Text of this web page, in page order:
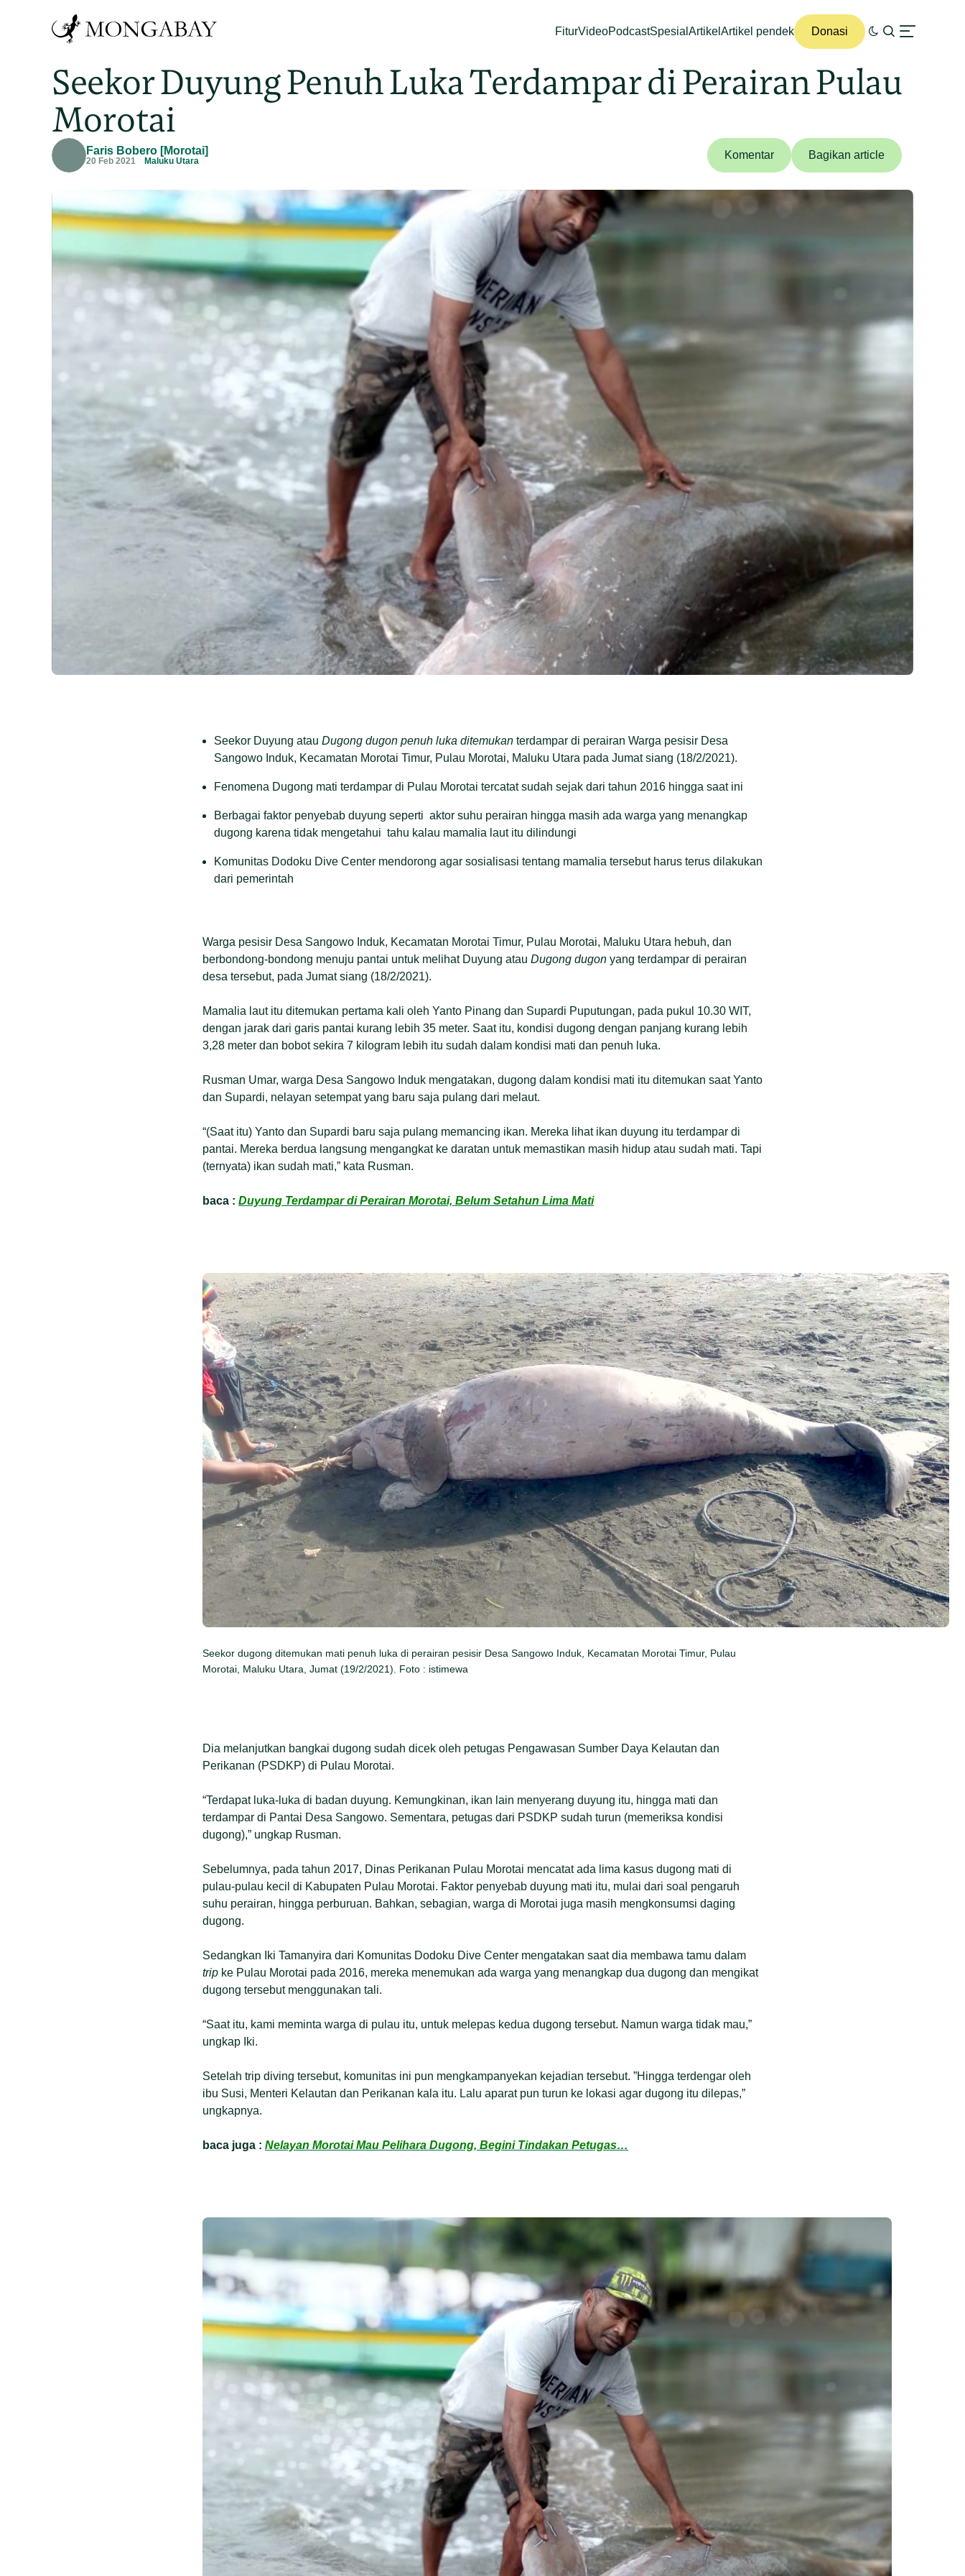
FiturVideoPodcastSpesial Artikel Artikel pendek Donasi
Seekor Duyung Penuh Luka Terdampar di Perairan Pulau
Morotai
Faris Bobero [Morotai]
20 Feb 2021 Maluku Utara Komentar Bagikan article
Seekor Duyung atau Dugong dugon penuh luka ditemukan terdampar di perairan Warga pesisir Desa
Sangowo Induk, Kecamatan Morotai Timur, Pulau Morotai, Maluku Utara pada Jumat siang (18/2/2021).
Fenomena Dugong mati terdampar di Pulau Morotai tercatat sudah sejak dari tahun 2016 hingga saat ini
Berbagai faktor penyebab duyung seperti aktor suhu perairan hingga masih ada warga yang menangkap
dugong karena tidak mengetahui tahu kalau mamalia laut itu dilindungi
Komunitas Dodoku Dive Center mendorong agar sosialisasi tentang mamalia tersebut harus terus dilakukan
dari pemerintah
Warga pesisir Desa Sangowo Induk, Kecamatan Morotai Timur, Pulau Morotai, Maluku Utara hebuh, dan
berbondong-bondong menuju pantai untuk melihat Duyung atau Dugong dugon yang terdampar di perairan
desa tersebut, pada Jumat siang (18/2/2021).
Mamalia laut itu ditemukan pertama kali oleh Yanto Pinang dan Supardi Puputungan, pada pukul 10.30 WIT,
dengan jarak dari garis pantai kurang lebih 35 meter. Saat itu, kondisi dugong dengan panjang kurang lebih
3,28 meter dan bobot sekira 7 kilogram lebih itu sudah dalam kondisi mati dan penuh luka.
Rusman Umar, warga Desa Sangowo Induk mengatakan, dugong dalam kondisi mati itu ditemukan saat Yanto
dan Supardi, nelayan setempat yang baru saja pulang dari melaut.
“(Saat itu) Yanto dan Supardi baru saja pulang memancing ikan. Mereka lihat ikan duyung itu terdampar di
pantai. Mereka berdua langsung mengangkat ke daratan untuk memastikan masih hidup atau sudah mati. Tapi
(ternyata) ikan sudah mati,” kata Rusman.
baca : Duyung Terdampar di Perairan Morotai, Belum Setahun Lima Mati
Seekor dugong ditemukan mati penuh luka di perairan pesisir Desa Sangowo Induk, Kecamatan Morotai Timur, Pulau
Morotai, Maluku Utara, Jumat (19/2/2021). Foto : istimewa
Dia melanjutkan bangkai dugong sudah dicek oleh petugas Pengawasan Sumber Daya Kelautan dan
Perikanan (PSDKP) di Pulau Morotai.
“Terdapat luka-luka di badan duyung. Kemungkinan, ikan lain menyerang duyung itu, hingga mati dan
terdampar di Pantai Desa Sangowo. Sementara, petugas dari PSDKP sudah turun (memeriksa kondisi
dugong),” ungkap Rusman.
Sebelumnya, pada tahun 2017, Dinas Perikanan Pulau Morotai mencatat ada lima kasus dugong mati di
pulau-pulau kecil di Kabupaten Pulau Morotai. Faktor penyebab duyung mati itu, mulai dari soal pengaruh
suhu perairan, hingga perburuan. Bahkan, sebagian, warga di Morotai juga masih mengkonsumsi daging
dugong.
Sedangkan Iki Tamanyira dari Komunitas Dodoku Dive Center mengatakan saat dia membawa tamu dalam
trip ke Pulau Morotai pada 2016, mereka menemukan ada warga yang menangkap dua dugong dan mengikat
dugong tersebut menggunakan tali.
“Saat itu, kami meminta warga di pulau itu, untuk melepas kedua dugong tersebut. Namun warga tidak mau,”
ungkap Iki.
Setelah trip diving tersebut, komunitas ini pun mengkampanyekan kejadian tersebut. ”Hingga terdengar oleh
ibu Susi, Menteri Kelautan dan Perikanan kala itu. Lalu aparat pun turun ke lokasi agar dugong itu dilepas,”
ungkapnya.
baca juga : Nelayan Morotai Mau Pelihara Dugong, Begini Tindakan Petugas…